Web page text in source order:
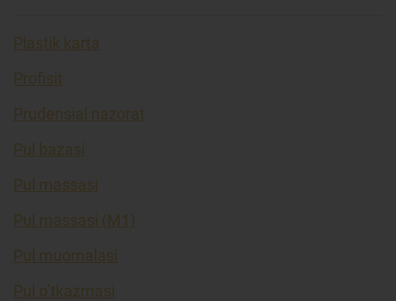
Plastik karta
Profisit
Prudensial nazorat
Pul bazasi
Pul massasi
Pul massasi (M1)
Pul muomalasi
Pul o’tkazmasi